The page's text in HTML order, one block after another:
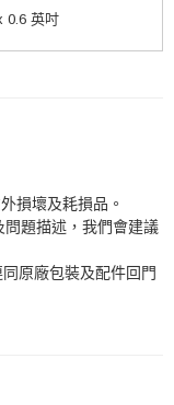
0.6 英吋
損壞及耗損品。
題描述，我們會建議
原廠包裝及配件回門